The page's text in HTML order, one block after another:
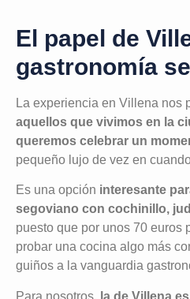
El papel de
gastronomía
La experiencia en Villena nos
aquellos que vivimos en la
queremos celebrar un
pequeño lujo de vez en
Es una opción interesante
segoviano con cochinillo,
puesto que por unos 70 euros
probar una cocina algo más
guiños a la vanguardia
Para nosotros, la de Villena